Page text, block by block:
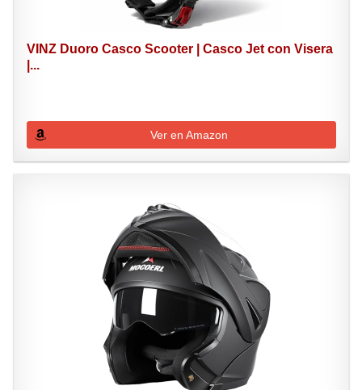
VINZ Duoro Casco Scooter | Casco Jet con Visera
|...
Ver en Amazon